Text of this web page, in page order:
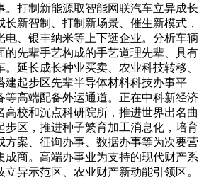
。打制新能源取智能网联汽车立异成长
新智制、打制新场景、催生新模式，
电、银丰纳米等上下逛企业。分析车辆
的先辈手艺构成的手艺道理先辈、具有
延长成长种业买卖、农业科技转移、
建起步区先辈半导体材料科技办事平
等高端配备外运通道。正在中科新经济
高校和沉点科研院所，推进世界出名曲
步区，推进种子繁育加工消息化，培育
方案、征询办事、数据办事等为次要营
成商。高端办事业为支持的现代财产系
异示范区、农业财产新动能引领区。